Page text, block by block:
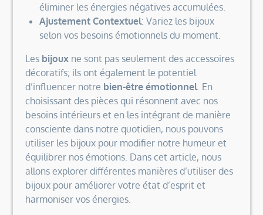
éliminer les énergies négatives accumulées.
Ajustement Contextuel: Variez les bijoux
selon vos besoins émotionnels du moment.
Les bijouxne sont pas seulement des accessoires
décoratifs; ils ont également le potentiel
d’influencer notre bien-être émotionnel. En
choisissant des pièces qui résonnent avec nos
besoins intérieurs et en les intégrant de manière
consciente dans notre quotidien, nous pouvons
utiliser les bijoux pour modifier notre humeur et
équilibrer nos émotions. Dans cet article, nous
allons explorer différentes manières d’utiliser des
bijoux pour améliorer votre état d’esprit et
harmoniser vos énergies.